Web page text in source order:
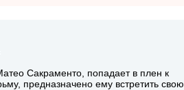
Сакраменто, попадает в плен к
предназначено ему встретить свою